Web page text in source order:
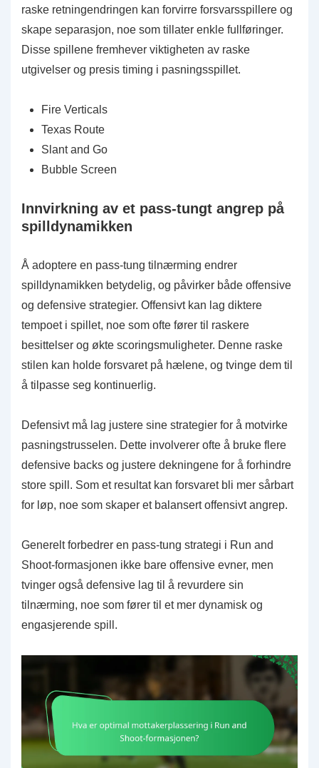
raske retningendringen kan forvirre forsvarsspillere og
skape separasjon, noe som tillater enkle fullføringer.
Disse spillene fremhever viktigheten av raske
utgivelser og presis timing i pasningsspillet.
Fire Verticals
Texas Route
Slant and Go
Bubble Screen
Innvirkning av et pass-tungt angrep på
spilldynamikken
Å adoptere en pass-tung tilnærming endrer
spilldynamikken betydelig, og påvirker både offensive
og defensive strategier. Offensivt kan lag diktere
tempoet i spillet, noe som ofte fører til raskere
besittelser og økte scoringsmuligheter. Denne raske
stilen kan holde forsvaret på hælene, og tvinge dem til
å tilpasse seg kontinuerlig.
Defensivt må lag justere sine strategier for å motvirke
pasningstrusselen. Dette involverer ofte å bruke flere
defensive backs og justere dekningene for å forhindre
store spill. Som et resultat kan forsvaret bli mer sårbart
for løp, noe som skaper et balansert offensivt angrep.
Generelt forbedrer en pass-tung strategi i Run and
Shoot-formasjonen ikke bare offensive evner, men
tvinger også defensive lag til å revurdere sin
tilnærming, noe som fører til et mer dynamisk og
engasjerende spill.